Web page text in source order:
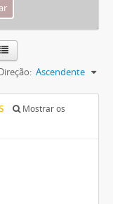
Ascendente
Mostrar os